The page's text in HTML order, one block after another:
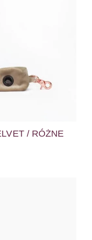
/ RÓŻNE